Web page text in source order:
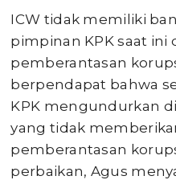
ICW tidak memiliki
pimpinan KPK saat ini
pemberantasan
berpendapat bahwa
KPK mengundurkan
yang tidak
pemberantasan
perbaikan, Agus